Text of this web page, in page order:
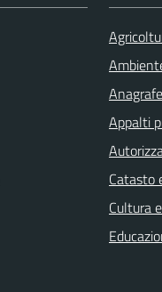
Appalti
Catasto
Cultura